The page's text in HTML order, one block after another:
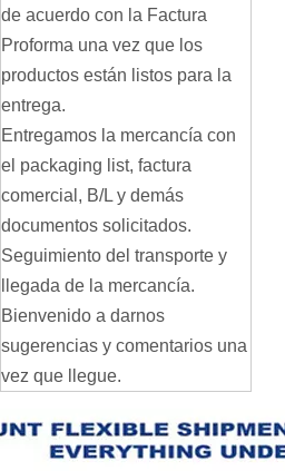
de acuerdo con la Factura
Proforma una vez que los
productos están listos para la
entrega.
Entregamos la mercancía con
el packaging list, factura
comercial, B/L y demás
documentos solicitados.
Seguimiento del transporte y
llegada de la mercancía.
Bienvenido a darnos
sugerencias y comentarios una
vez que llegue.